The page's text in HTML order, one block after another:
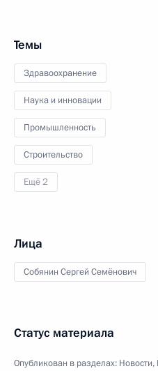
Темы
Здравоохранение
Наука и инновации
Промышленность
Строительство
Ещё 2
Лица
Собянин Сергей Семёнович
Статус материала
Опубликован в разделах: Новости,